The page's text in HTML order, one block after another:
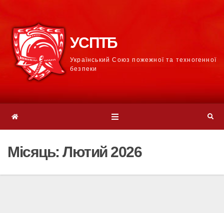
УСПТБ
Український Союз пожежної та техногенної
безпеки
Місяць: Лютий 2026